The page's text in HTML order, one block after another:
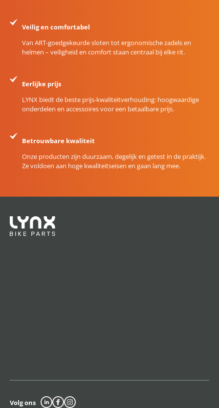
Veilig en comfortabel
Van ART-goedgekeurde sloten tot ergonomische zadels en
helmen – veiligheid en comfort staan centraal bij elke rit.
Eerlijke prijs
LYNX biedt de beste prijs-kwaliteitverhouding: hoogwaardige
onderdelen en accessoires voor een betaalbare prijs.
Betrouwbare kwaliteit
Onze producten zijn duurzaam, degelijk en getest in de praktijk.
Ze voldoen aan hoge kwaliteitseisen en gaan lang mee.
Volg ons